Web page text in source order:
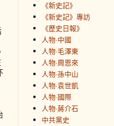
《新史記》
《新史記》專訪
《歷史日報》
人物·中國
人物·毛澤東
人物·周恩來
人物·孫中山
人物·袁世凱
人物·國際
人物·蔣介石
中共黨史